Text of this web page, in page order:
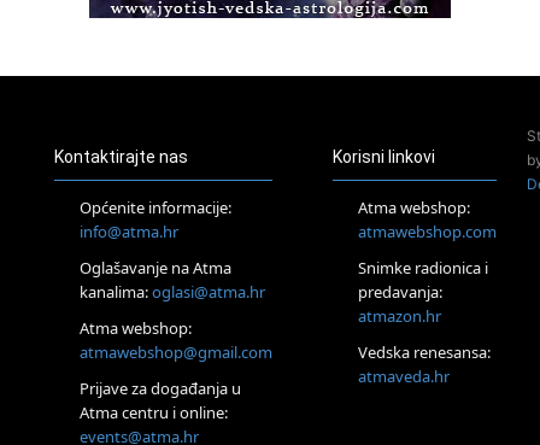
Access BARS®, otpusti stres
Pjesma srca / Zagreb
Tečaj Višeg Vodstva, razvijanja intuicije i Akaša zapisa
Online
Upisi u program Profesionalni hipnoterapeut — nova
Online
Postanite Nositelj Vibracije Nove Zemlje
Visoko
Kontaktirajte nas
Općenite informacije:
info@atma.hr
Oglašavanje na Atma
kanalima:oglasi@atma.hr
Atma webshop:
atmawebshop@gmail.com
Prijave za događanja u
Atma centru i online:
events@atma.hr
Korisni linkovi
Atma webshop:
atmawebshop.com
Snimke radionica i
predavanja:
atmazon.hr
Vedska renesansa:
atmaveda.hr